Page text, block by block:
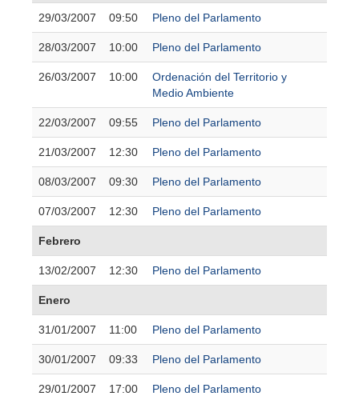
29/03/2007 09:50 Pleno del Parlamento
28/03/2007 10:00 Pleno del Parlamento
26/03/2007 10:00
Ordenación del Territorio y
Medio Ambiente
22/03/2007 09:55 Pleno del Parlamento
21/03/2007 12:30 Pleno del Parlamento
08/03/2007 09:30 Pleno del Parlamento
07/03/2007 12:30 Pleno del Parlamento
Febrero
13/02/2007 12:30 Pleno del Parlamento
Enero
31/01/2007 11:00 Pleno del Parlamento
30/01/2007 09:33 Pleno del Parlamento
29/01/2007 17:00 Pleno del Parlamento